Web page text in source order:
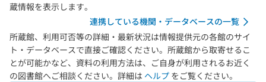
蔵情報を表示します。
連携している機関・データベースの一覧
所蔵館、利用可否等の詳細・最新状況は情報提供元の各館のサイ
ト・データベースで直接ご確認ください。所蔵館から取寄せるこ
とが可能かなど、資料の利用方法は、ご自身が利用されるお近く
の図書館へご相談ください。詳細は ヘルプ をご覧ください。